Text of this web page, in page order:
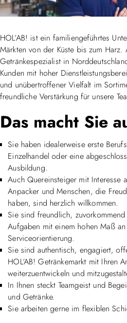
HOL’AB! ist ein familiengeführtes
Märkten von der Küste bis zum Harz.
Getränkespezialist in
Kunden mit hoher
und unübertroffener Vielfalt im
freundliche Verstärkung für unsere
Das macht Sie
Sie haben idealerweise erste
Einzelhandel oder eine
Ausbildung.
Auch Quereinsteiger mit Interesse
Anpacker und Menschen, die
haben, sind herzlich willkommen.
Sie sind freundlich,
Aufgaben mit einem hohen Maß an
Serviceorientierung.
Sie sind authentisch, engagiert,
HOL’AB! Getränkemarkt mit Ihren
weiterzuentwickeln und
In Ihnen steckt Teamgeist und
und Getränke.
Sie arbeiten gerne im flexiblen